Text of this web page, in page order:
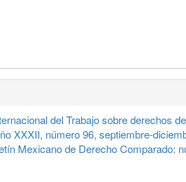
del Trabajo sobre derechos
XXXII, número 96, septiembre-
Mexicano de Derecho Comparado: